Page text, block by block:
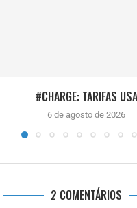
#CHARGE: TARIFAS USA
6 de agosto de 2026
2 COMENTÁRIOS